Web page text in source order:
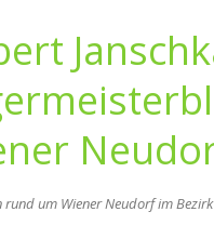
rund um Wiener Neudorf im